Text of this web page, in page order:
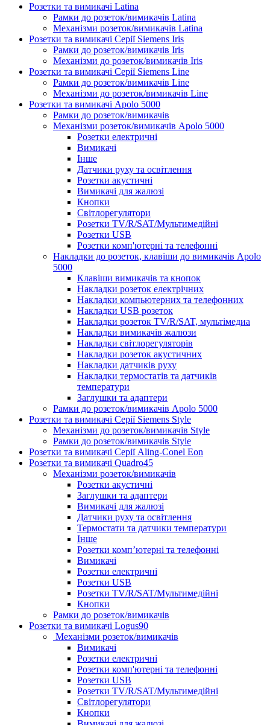
Розетки та вимикачі Latina
Рамки до розеток/вимикачів Latina
Механізми розеток/вимикачів Latina
Розетки та вимикачі Серії Siemens Iris
Рамки до розеток/вимикачів Iris
Механізми до розеток/вимикачів Iris
Розетки та вимикачі Серії Siemens Line
Рамки до розеток/вимикачів Line
Механізми до розеток/вимикачів Line
Розетки та вимикачі Apolo 5000
Рамки до розеток/вимикачів
Механізми розеток/вимикачів Apolo 5000
Розетки електричні
Вимикачі
Інше
Датчики руху та освітлення
Розетки акустичні
Вимикачі для жалюзі
Кнопки
Світлорегулятори
Розетки TV/R/SAT/Мультимедійні
Розетки USB
Розетки комп'ютерні та телефонні
Накладки до розеток, клавіши до вимикачів Apolo
5000
Клавіши вимикачів та кнопок
Накладки розеток електрічних
Накладки компьютерних та телефонних
Накладки USB розеток
Накладки розеток TV/R/SAT, мультімедиа
Накладки вимикачів жалюзи
Накладки світлорегуляторів
Накладки розеток акустичних
Накладки датчиків руху
Накладки термостатів та датчиків
температури
Заглушки та адаптери
Рамки до розеток/вимикачів Apolo 5000
Розетки та вимикачі Серії Siemens Style
Механізми до розеток/вимикачів Style
Рамки до розеток/вимикачів Style
Розетки та вимикачі Серії Aling-Conel Eon
Розетки та вимикачі Quadro45
Механізми розеток/вимикачів
Розетки акустичні
Заглушки та адаптери
Вимикачі для жалюзі
Датчики руху та освітлення
Термостати та датчики температури
Інше
Розетки комп’ютерні та телефонні
Вимикачі
Розетки електричні
Розетки USB
Розетки TV/R/SAT/Мультимедійні
Кнопки
Рамки до розеток/вимикачів
Розетки та вимикачі Logus90
Механізми розеток/вимикачів
Вимикачі
Розетки електричні
Розетки комп'ютерні та телефонні
Розетки USB
Розетки TV/R/SAT/Мультимедійні
Світлорегулятори
Кнопки